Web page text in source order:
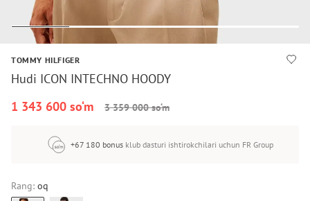
TOMMY HILFIGER
Hudi ICON INTECHNO HOODY
1 343 600 so‘m
3 359 000 so‘m
+67 180 bonus klub dasturi ishtirokchilari uchun FR Group
Rang: oq